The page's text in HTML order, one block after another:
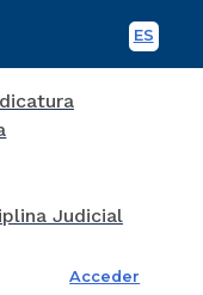
ES
Acceder